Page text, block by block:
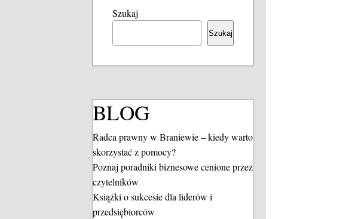
Szukaj
Szukaj
BLOG
Radca prawny w Braniewie – kiedy warto
skorzystać z pomocy?
Poznaj poradniki biznesowe cenione przez
czytelników
Książki o sukcesie dla liderów i
przedsiębiorców